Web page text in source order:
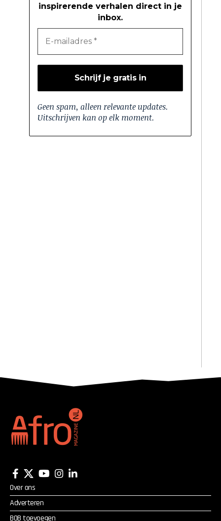
inspirerende verhalen direct in je
inbox.
Geen spam, alleen relevante updates.
Uitschrijven kan op elk moment.
Over ons
Adverteren
BOB toevoegen